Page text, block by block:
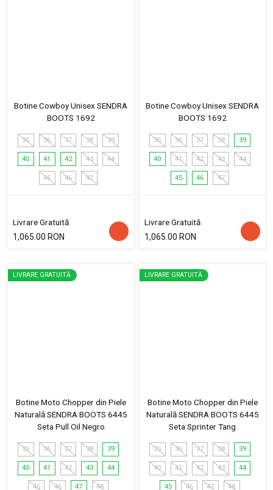
Botine Cowboy Unisex SENDRA
BOOTS 1692
35 36 37 38 39
40 41 42 43 44
45 46 47
Livrare Gratuită
1,065.00 RON
Botine Cowboy Unisex SENDRA
BOOTS 1692
35 36 37 38 39
40 41 42 43 44
45 46 47
Livrare Gratuită
1,065.00 RON
LIVRARE GRATUITĂ
Botine Moto Chopper din Piele
Naturală SENDRA BOOTS 6445
Seta Pull Oil Negro
35 36 37 38 39
40 41 42 43 44
45 46 47 48
LIVRARE GRATUITĂ
Botine Moto Chopper din Piele
Naturală SENDRA BOOTS 6445
Seta Sprinter Tang
35 36 37 38 39
40 41 42 43 44
45 46 47 48